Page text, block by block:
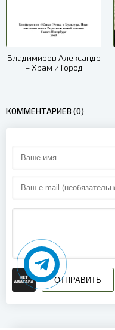
Владимиров Александр
– Храм и Город
КОММЕНТАРИЕВ (0)
ОТПРАВИТЬ